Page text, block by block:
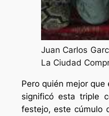
Juan Carlos
La Ciudad
Pero quién mejor que
significó esta triple
festejo, este cúmulo